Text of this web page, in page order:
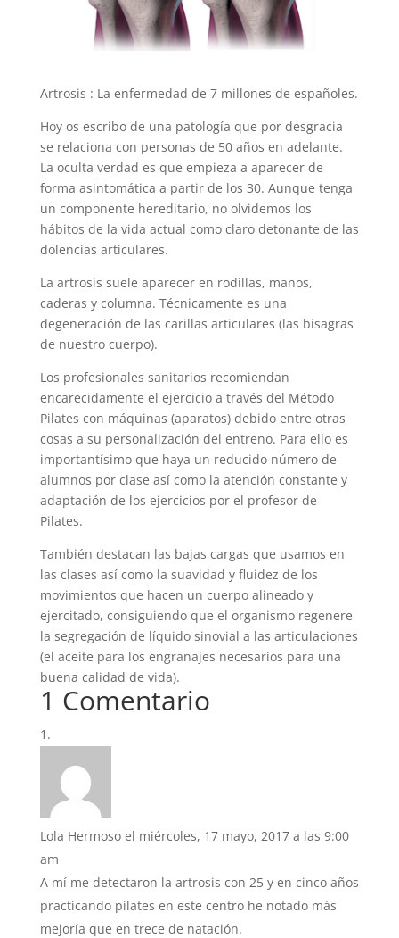
Artrosis : La enfermedad de 7 millones de españoles.
Hoy os escribo de una patología que por desgracia
se relaciona con personas de 50 años en adelante.
La oculta verdad es que empieza a aparecer de
forma asintomática a partir de los 30. Aunque tenga
un componente hereditario, no olvidemos los
hábitos de la vida actual como claro detonante de las
dolencias articulares.
La artrosis suele aparecer en rodillas, manos,
caderas y columna. Técnicamente es una
degeneración de las carillas articulares (las bisagras
de nuestro cuerpo).
Los profesionales sanitarios recomiendan
encarecidamente el ejercicio a través del Método
Pilates con máquinas (aparatos) debido entre otras
cosas a su personalización del entreno. Para ello es
importantísimo que haya un reducido número de
alumnos por clase así como la atención constante y
adaptación de los ejercicios por el profesor de
Pilates.
También destacan las bajas cargas que usamos en
las clases así como la suavidad y fluidez de los
movimientos que hacen un cuerpo alineado y
ejercitado, consiguiendo que el organismo regenere
la segregación de líquido sinovial a las articulaciones
(el aceite para los engranajes necesarios para una
buena calidad de vida).
1 Comentario
Lola Hermoso el miércoles, 17 mayo, 2017 a las 9:00
am
A mí me detectaron la artrosis con 25 y en cinco años
practicando pilates en este centro he notado más
mejoría que en trece de natación.